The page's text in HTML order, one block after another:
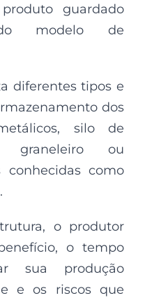
guardado
modelo de
diferentes tipos e
dos
silo de
graneleiro ou
conhecidas como
o produtor
o tempo
sua produção
e os riscos que